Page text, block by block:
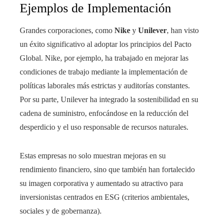
Ejemplos de Implementación
Grandes corporaciones, como Nike y Unilever, han visto
un éxito significativo al adoptar los principios del Pacto
Global. Nike, por ejemplo, ha trabajado en mejorar las
condiciones de trabajo mediante la implementación de
políticas laborales más estrictas y auditorías constantes.
Por su parte, Unilever ha integrado la sostenibilidad en su
cadena de suministro, enfocándose en la reducción del
desperdicio y el uso responsable de recursos naturales.
Estas empresas no solo muestran mejoras en su
rendimiento financiero, sino que también han fortalecido
su imagen corporativa y aumentado su atractivo para
inversionistas centrados en ESG (criterios ambientales,
sociales y de gobernanza).